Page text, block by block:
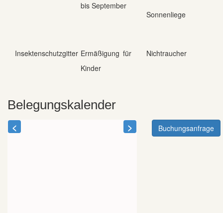
bis September
Sonnenliege
Insektenschutzgitter Ermäßigung für
Kinder
Nichtraucher
Belegungskalender
< > Buchungsanfrage